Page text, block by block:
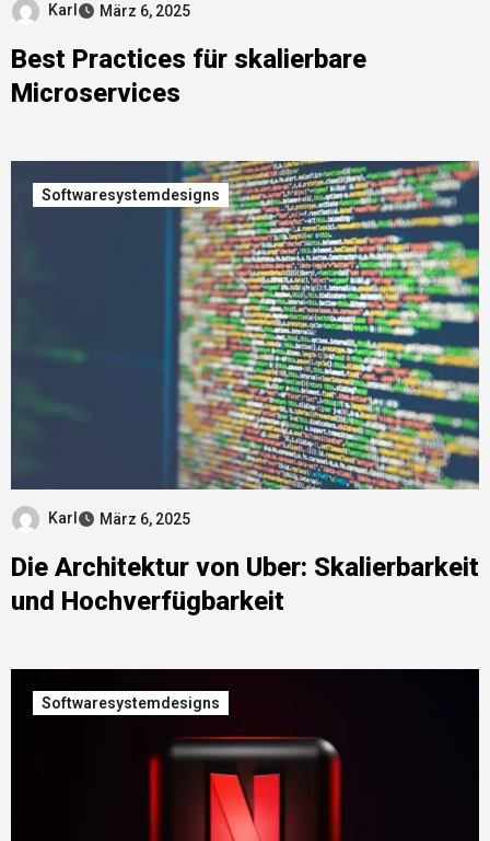
Karl März 6, 2025
Best Practices für skalierbare
Microservices
Softwaresystemdesigns
Karl März 6, 2025
Die Architektur von Uber: Skalierbarkeit
und Hochverfügbarkeit
Softwaresystemdesigns